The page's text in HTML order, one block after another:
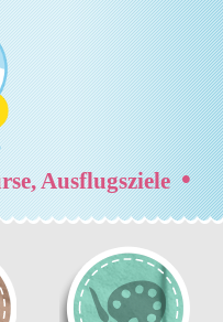
Ausflugsziele•